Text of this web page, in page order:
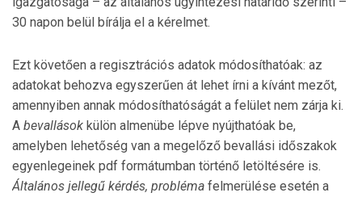
30 napon belül bírálja el a kérelmet.
Ezt követően a regisztrációs adatok módosíthatóak: az
ada­tokat behozva egyszerűen át lehet írni a kívánt mezőt,
amennyiben annak módosíthatóságát a felület nem zárja ki.
A bevallások külön almenübe lépve nyújthatóak be,
amelyben lehetőség van a megelőző bevallási időszakok
egyenlegeinek pdf formátumban történő letöltésére is.
Általános jellegű kérdés, probléma felmerülése esetén a